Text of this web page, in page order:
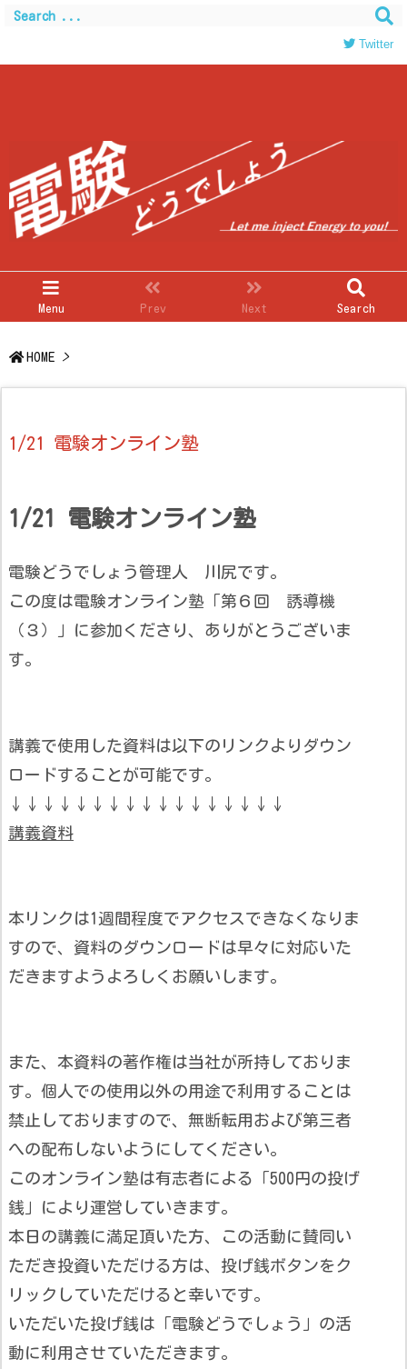
Warning: Trying to access array offset on value of type
/home/c0403866/public_html/kwglab.com/wp-
on line120
Menu Prev Next Search
Twitter
HOME >
1/21 電験オンライン塾
1/21 電験オンライン塾
電験どうでしょう管理人 川尻です。
この度は電験オンライン塾「第６回 誘導機
（３）」に参加くださり、ありがとうございま
す。
講義で使用した資料は以下のリンクよりダウン
ロードすることが可能です。
↓↓↓↓↓↓↓↓↓↓↓↓↓↓↓↓↓
講義資料
本リンクは1週間程度でアクセスできなくなりま
すので、資料のダウンロードは早々に対応いた
だきますようよろしくお願いします。
また、本資料の著作権は当社が所持しておりま
す。個人での使用以外の用途で利用することは
禁止しておりますので、無断転用および第三者
への配布しないようにしてください。
このオンライン塾は有志者による「500円の投げ
銭」により運営していきます。
本日の講義に満足頂いた方、この活動に賛同い
ただき投資いただける方は、投げ銭ボタンをク
リックしていただけると幸いです。
いただいた投げ銭は「電験どうでしょう」の活
動に利用させていただきます。